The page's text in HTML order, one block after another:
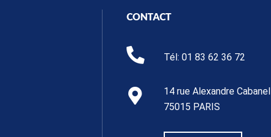
CONTACT
Tél:01 83 62 36 72
14 rue Alexandre Cabanel
75015 PARIS​